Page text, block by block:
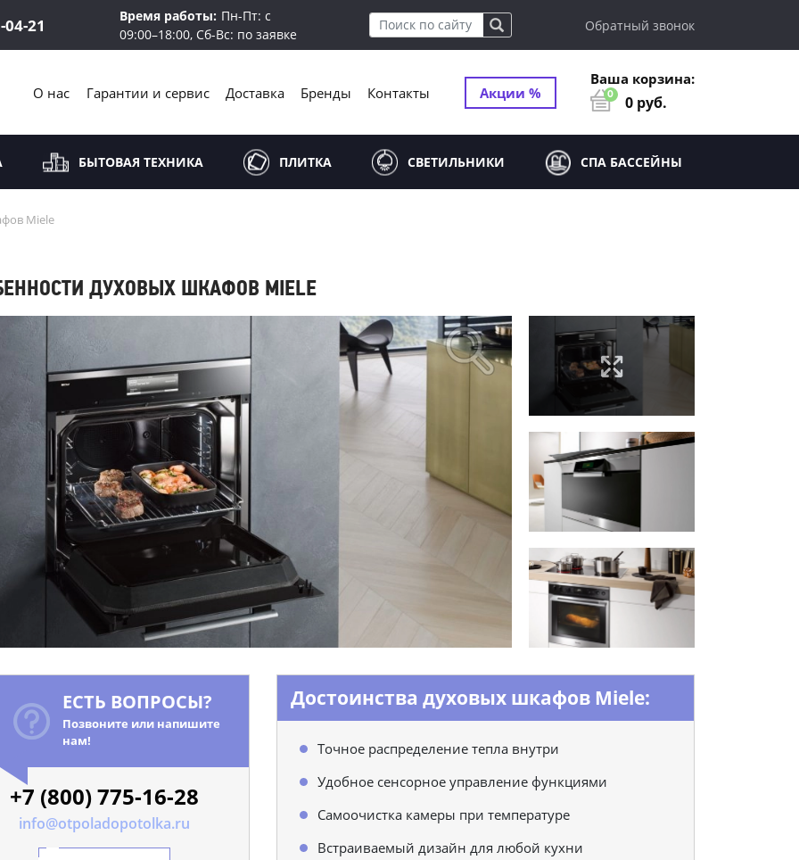
21 Время работы: Пн-Пт: с
09:00–18:00, Сб-Вс: по заявке
Обратный звонок
О нас Гарантии и сервис Доставка Бренды Контакты Акции %
Ваша корзина:
0 0 руб.
БЫТОВАЯ ТЕХНИКА ПЛИТКА СВЕТИЛЬНИКИ СПА БАССЕЙНЫ
Miele
ДУХОВЫХ ШКАФОВ MIELE
ЕСТЬ ВОПРОСЫ?
Позвоните или напишите
нам!
+7 (800) 775-16-28
info@otpoladopotolka.ru
Достоинства духовых шкафов Miele:
Точное распределение тепла внутри
Удобное сенсорное управление функциями
Самоочистка камеры при температуре
Встраиваемый дизайн для любой кухни